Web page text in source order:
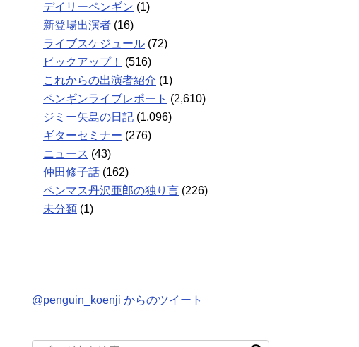
デイリーペンギン (1)
新登場出演者 (16)
ライブスケジュール (72)
ピックアップ！
(516)
これからの出演者紹介 (1)
ペンギンライブレポート (2,610)
ジミー矢島の日記 (1,096)
ギターセミナー (276)
ニュース (43)
仲田修子話 (162)
ペンマス丹沢亜郎の独り言 (226)
未分類 (1)
@penguin_koenji からのツイート